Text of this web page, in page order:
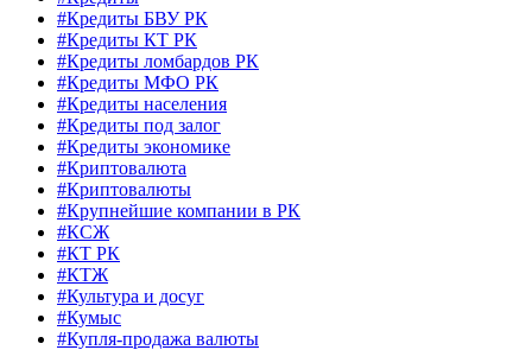
#Кредиты БВУ РК
#Кредиты КТ РК
#Кредиты ломбардов РК
#Кредиты МФО РК
#Кредиты населения
#Кредиты под залог
#Кредиты экономике
#Криптовалюта
#Криптовалюты
#Крупнейшие компании в РК
#КСЖ
#КТ РК
#КТЖ
#Культура и досуг
#Кумыс
#Купля-продажа валюты